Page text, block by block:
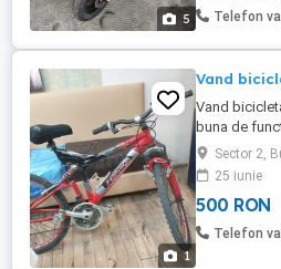
5
care se
Telefon
1
Vand
Vand
buna de
Iancului.
Sector 2,
25 iunie
500 RON
Telefon